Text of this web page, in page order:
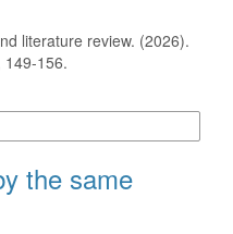
literature review. (2026).
149-156.
the same